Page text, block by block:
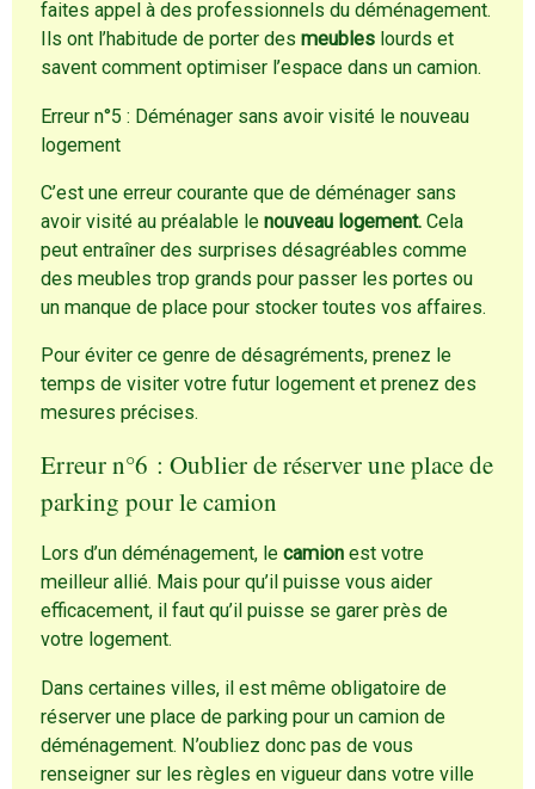
faites appel à des professionnels du déménagement.
Ils ont l’habitude de porter desmeubles lourds et
savent comment optimiser l’espace dans un camion.
Erreur n°5 : Déménager sans avoir visité le nouveau
logement
C’est une erreur courante que de déménager sans
avoir visité au préalable lenouveau logement.Cela
peut entraîner des surprises désagréables comme
des meubles trop grands pour passer les portes ou
un manque de place pour stocker toutes vos affaires.
Pour éviter ce genre de désagréments, prenez le
temps de visiter votre futur logement et prenez des
mesures précises.
Erreur n°6 : Oublier de réserver une place de
parking pour le camion
Lors d’un déménagement, lecamion est votre
meilleur allié. Mais pour qu’il puisse vous aider
efficacement, il faut qu’il puisse se garer près de
votre logement.
Dans certaines villes, il est même obligatoire de
réserver une place de parking pour un camion de
déménagement. N’oubliez donc pas de vous
renseigner sur les règles en vigueur dans votre ville